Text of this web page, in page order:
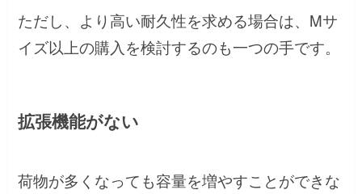
ただし、より高い耐久性を求める場合は、Mサ
イズ以上の購入を検討するのも一つの手です。
拡張機能がない
荷物が多くなっても容量を増やすことができな